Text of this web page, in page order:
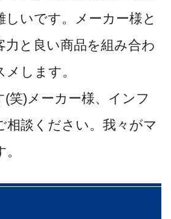
いです。メーカー様と
力と良い商品を組み合わ
します。
笑)メーカー様、インフ
相談ください。我々がマ